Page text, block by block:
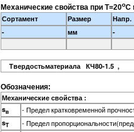
Механические свойства при Т=20oС
Сортамент Размер Напр.
-
мм -
Твердостьматериала КЧ80-1.5 ,
Обозначения:
Механические свойства :
sв - Предел кратковременной
sT - Предел